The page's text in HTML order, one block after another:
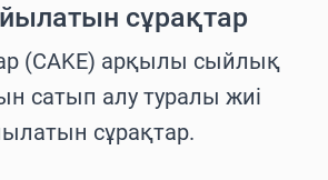
сұрақтар
(CAKE) арқылы сыйлық
сатып алу туралы жиі
сұрақтар.